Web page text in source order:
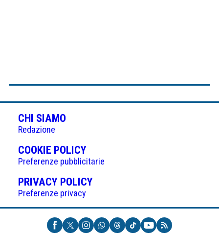
CHI SIAMO
Redazione
COOKIE POLICY(APRE
IN
UNA
NUOVA
Preferenze pubblicitarie
PRIVACY POLICY(APRE
UNA
NUOVA
Preferenze privacy